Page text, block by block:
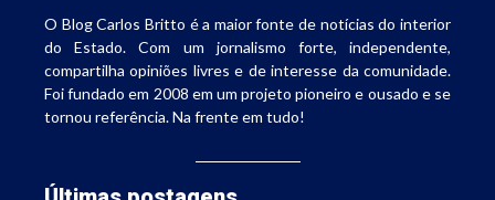
O Blog Carlos Britto é a maior fonte de notícias do interior
do Estado. Com um jornalismo forte, independente,
compartilha opiniões livres e de interesse da comunidade.
Foi fundado em 2008 em um projeto pioneiro e ousado e se
tornou referência. Na frente em tudo!